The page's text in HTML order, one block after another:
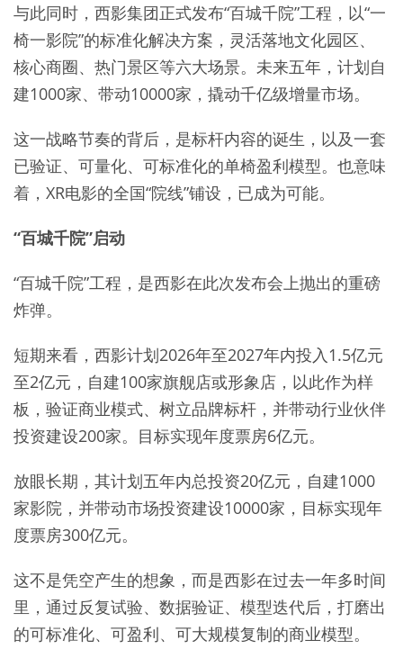
与此同时，西影集团正式发布“百城千院”工程，以“一
椅一影院”的标准化解决方案，灵活落地文化园区、
核心商圈、热门景区等六大场景。未来五年，计划自
建1000家、带动10000家，撬动千亿级增量市场。
这一战略节奏的背后，是标杆内容的诞生，以及一套
已验证、可量化、可标准化的单椅盈利模型。也意味
着，XR电影的全国“院线”铺设，已成为可能。
“百城千院”启动
“百城千院”工程，是西影在此次发布会上抛出的重磅
炸弹。
短期来看，西影计划2026年至2027年内投入1.5亿元
至2亿元，自建100家旗舰店或形象店，以此作为样
板，验证商业模式、树立品牌标杆，并带动行业伙伴
投资建设200家。目标实现年度票房6亿元。
放眼长期，其计划五年内总投资20亿元，自建1000
家影院，并带动市场投资建设10000家，目标实现年
度票房300亿元。
这不是凭空产生的想象，而是西影在过去一年多时间
里，通过反复试验、数据验证、模型迭代后，打磨出
的可标准化、可盈利、可大规模复制的商业模型。